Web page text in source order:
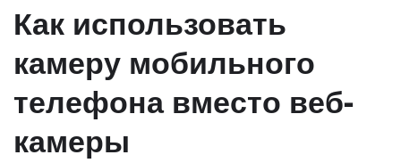
Как использовать
камеру мобильного
телефона вместо веб-
камеры